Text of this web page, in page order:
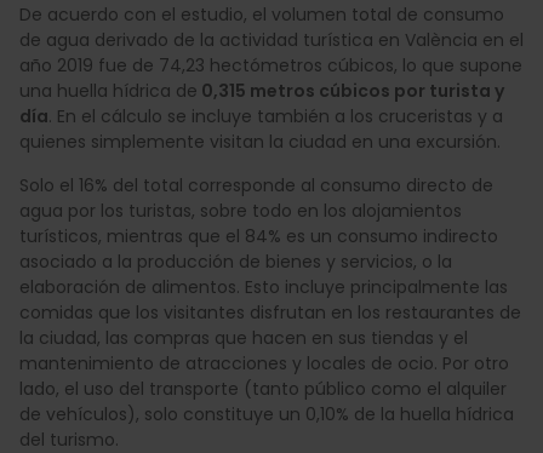
De acuerdo con el estudio, el volumen total de consumo
de agua derivado de la actividad turística en València en el
año 2019 fue de 74,23 hectómetros cúbicos, lo que supone
una huella hídrica de 0,315 metros cúbicos por turista y
día. En el cálculo se incluye también a los cruceristas y a
quienes simplemente visitan la ciudad en una excursión.
Solo el 16% del total corresponde al consumo directo de
agua por los turistas, sobre todo en los alojamientos
turísticos, mientras que el 84% es un consumo indirecto
asociado a la producción de bienes y servicios, o la
elaboración de alimentos. Esto incluye principalmente las
comidas que los visitantes disfrutan en los restaurantes de
la ciudad, las compras que hacen en sus tiendas y el
mantenimiento de atracciones y locales de ocio. Por otro
lado, el uso del transporte (tanto público como el alquiler
de vehículos), solo constituye un 0,10% de la huella hídrica
del turismo.